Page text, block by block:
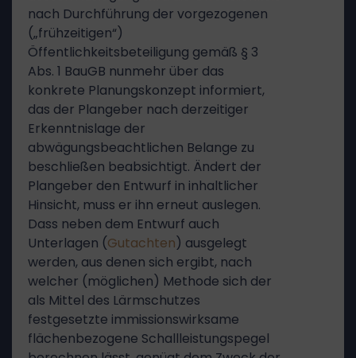
nach Durchführung der vorgezogenen
(„frühzeitigen“)
Öffentlichkeitsbeteiligung gemäß § 3
Abs. 1 BauGB nunmehr über das
konkrete Planungskonzept informiert,
das der Plangeber nach derzeitiger
Erkenntnislage der
abwägungsbeachtlichen Belange zu
beschließen beabsichtigt. Ändert der
Plangeber den Entwurf in inhaltlicher
Hinsicht, muss er ihn erneut auslegen.
Dass neben dem Entwurf auch
Unterlagen (Gutachten) ausgelegt
werden, aus denen sich ergibt, nach
welcher (möglichen) Methode sich der
als Mittel des Lärmschutzes
festgesetzte immissionswirksame
flächenbezogene Schallleistungspegel